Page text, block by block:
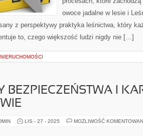
owoce jadalne w lesie i
z perspektywy praktyka leśnictwa, który
to, czego większość ludzi nigdy nie […]
NIERUCHOMOŚCI
BEZPIECZEŃSTWA I
LIS - 27 - 2025 MOŻLIWOŚĆ